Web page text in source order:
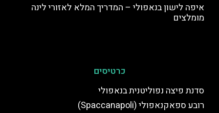
איפה לישון בנאפולי – המדריך המלא לאזורי לינה
מומלצים
כרטיסים
סדנת פיצה נפוליטנית בנאפולי
רובע ספאקנאפולי (Spaccanapoli)